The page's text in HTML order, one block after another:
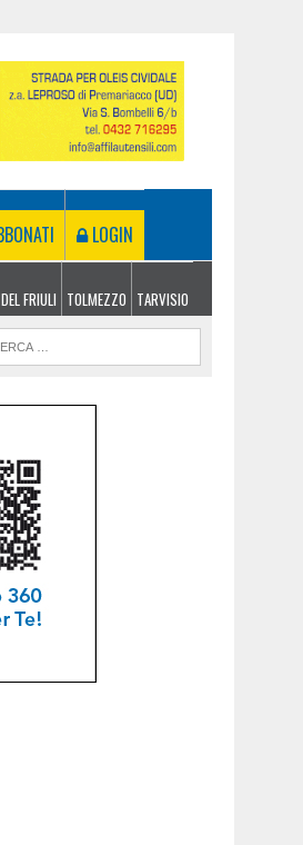
LOGIN
FRIULI TOLMEZZO TARVISIO